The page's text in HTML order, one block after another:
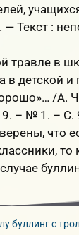
— Текст :
травле в
детской и
/А.
– № 1. – С.
что
буллинг с